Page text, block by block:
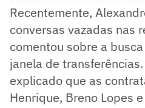
Recentemente,
conversas vazadas nas
comentou sobre a
janela de
explicado que as
Henrique, Breno Lopes